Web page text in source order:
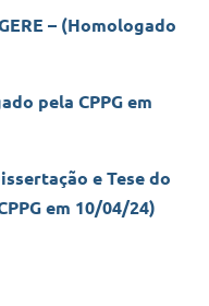
– (Homologado
pela CPPG em
e Tese do
em 10/04/24)